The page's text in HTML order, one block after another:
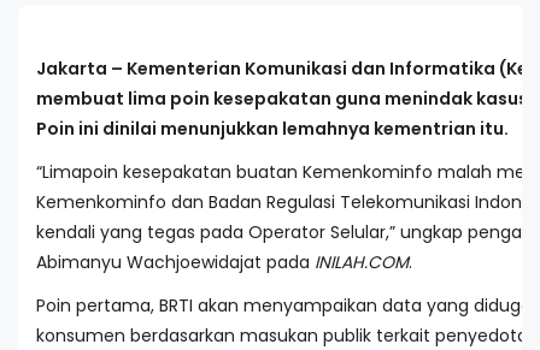
Jakarta – Kementerian Komunikasi dan Informatika
membuat lima poin kesepakatan guna menindak kasus
Poin ini dinilai menunjukkan lemahnya kementrian itu.
“Limapoin kesepakatan buatan Kemenkominfo malah
Kemenkominfo dan Badan Regulasi Telekomunikasi
kendali yang tegas pada Operator Selular,” ungkap
Abimanyu Wachjoewidajat pada INILAH.COM.
Poin pertama, BRTI akan menyampaikan data yang
konsumen berdasarkan masukan publik terkait penyedotan